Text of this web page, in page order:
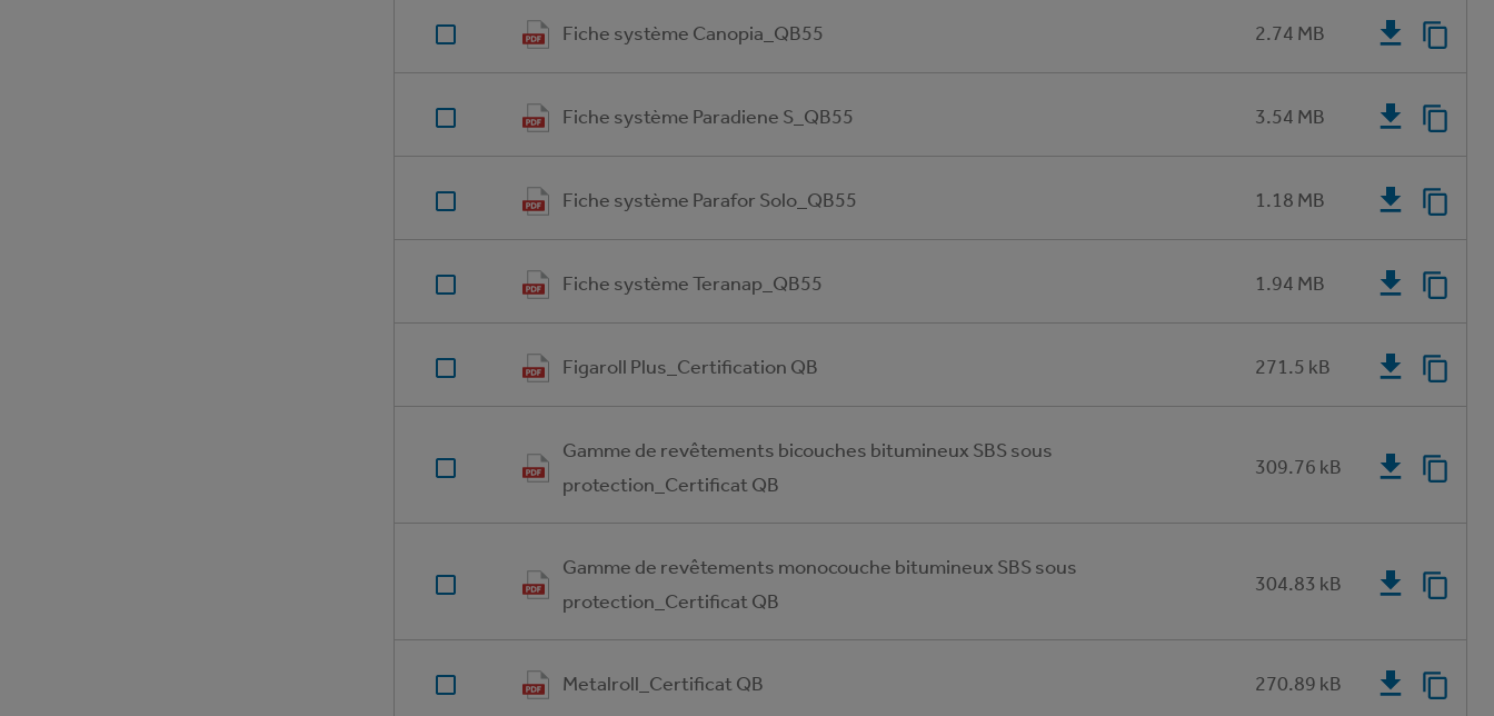
Fiche système Canopia_QB55 2.74 MB
Fiche système Paradiene S_QB55 3.54 MB
Fiche système Parafor Solo_QB55 1.18 MB
Fiche système Teranap_QB55 1.94 MB
Figaroll Plus_Certification QB 271.5 kB
Gamme de revêtements bicouches bitumineux SBS sous
protection_Certificat QB
309.76 kB
Gamme de revêtements monocouche bitumineux SBS sous
protection_Certificat QB
304.83 kB
Metalroll_Certificat QB 270.89 kB